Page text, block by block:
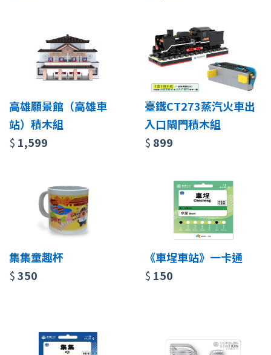
高雄願景館（高雄車
站）積木組
$ 1,599
臺鐵CT273蒸汽火車出
入口閘門積木組
$ 899
集集童趣杯
$350
《車埕車站》一卡通
$ 150